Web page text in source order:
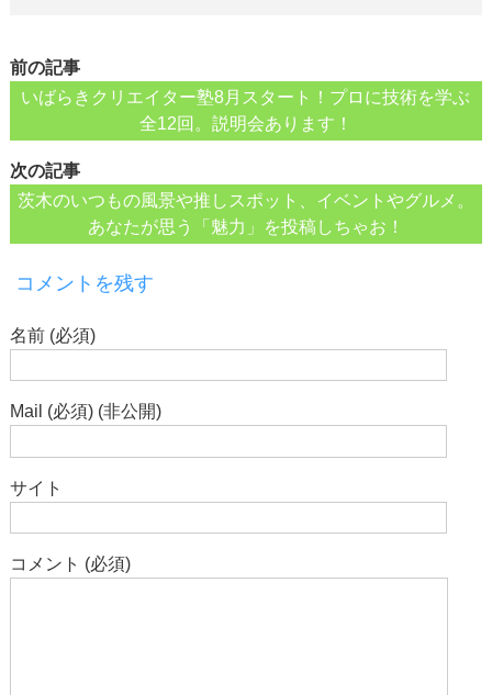
前の記事
いばらきクリエイター塾8月スタート！プロに技術を学ぶ
全12回。説明会あります！
次の記事
茨木のいつもの風景や推しスポット、イベントやグルメ。
あなたが思う「魅力」を投稿しちゃお！
コメントを残す
名前 (必須)
Mail (必須) (非公開)
サイト
コメント (必須)